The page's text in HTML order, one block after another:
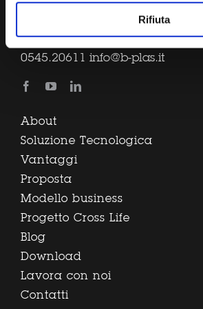
Rifiuta
B-Plas sbrl via Gessi, 16 48022
0545.20611 info@b-plas.it
About
Soluzione Tecnologica
Vantaggi
Proposta
Modello business
Progetto Cross Life
Blog
Download
Lavora con noi
Contatti